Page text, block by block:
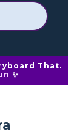
That.
✨